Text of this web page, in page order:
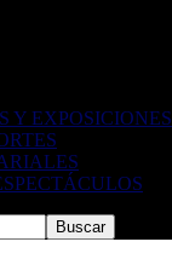
Y EXPOSICIONES